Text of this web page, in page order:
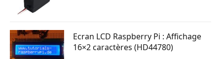
Ecran LCD Raspberry Pi : Affichage
16×2 caractères (HD44780)